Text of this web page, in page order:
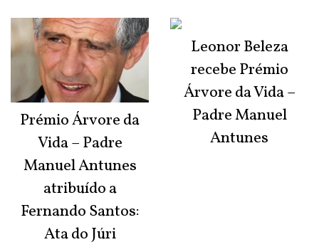
Prémio Árvore da
Vida – Padre
Manuel Antunes
atribuído a
Fernando Santos:
Ata do Júri
Leonor Beleza
recebe Prémio
Árvore da Vida –
Padre Manuel
Antunes